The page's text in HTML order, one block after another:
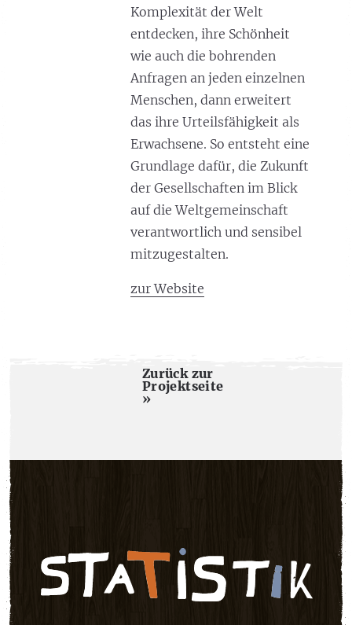
Komplexität der Welt
entdecken, ihre Schönheit
wie auch die bohrenden
Anfragen an jeden einzelnen
Menschen, dann erweitert
das ihre Urteilsfähigkeit als
Erwachsene. So entsteht eine
Grundlage dafür, die Zukunft
der Gesellschaften im Blick
auf die Weltgemeinschaft
verantwortlich und sensibel
mitzugestalten.
zur Website
Zurück zur
Projektseite
»